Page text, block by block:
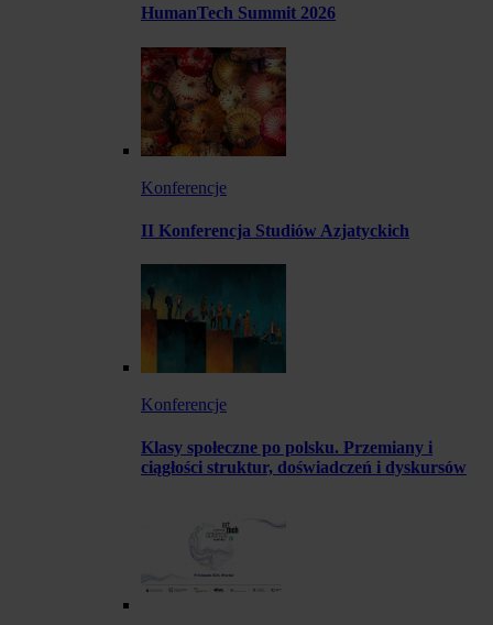
HumanTech Summit 2026
Konferencje
II Konferencja Studiów Azjatyckich
Konferencje
Klasy społeczne po polsku. Przemiany i
ciągłości struktur, doświadczeń i dyskursów